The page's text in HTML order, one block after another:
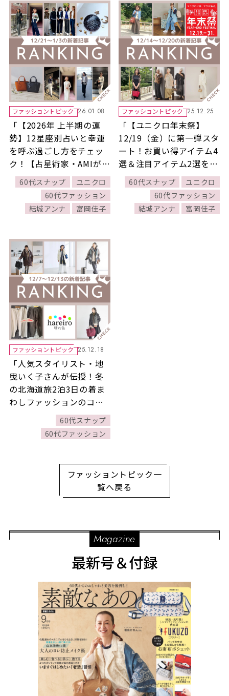
ファッショントピック 26.01.08
「【2026年 上半期の運
勢】12星座別占いと幸運
を呼ぶ過ごし方をチェッ
ク！【占星術家・AMIが指
南！】」ほか12/21～1/3
公開記事の人気ランキン
グをご紹介！【今週の新
着記事ベスト10】
60代スナップ
ユニクロ
60代ファッション
結城アンナ
富岡佳子
ファッショントピック 25.12.25
「【ユニクロ年末祭】
12/19（金）に第一弾スタ
ート！お買い得アイテム4
選＆注目アイテム2選をご
紹介！」ほか12/14～
12/20公開記事の人気ラン
キングをご紹介！【今週
の新着記事ベスト10】
60代スナップ
ユニクロ
60代ファッション
結城アンナ
富岡佳子
ファッショントピック 25.12.18
「人気スタイリスト・地
曳いく子さんが伝授！冬
の北海道旅2泊3日の着ま
わしファッションのコツ
とは？」ほか12/7～
12/13公開記事の人気ラン
キングをご紹介！【今週
60代スナップ
60代ファッション
ファッショントピック一
覧へ戻る
Magazine
最新号＆付録